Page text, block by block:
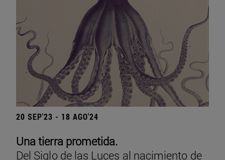
20 SEP'23 - 18 AGO'24
Una tierra prometida.
Del Siglo de las Luces al nacimiento de